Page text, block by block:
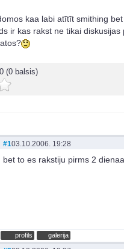
kaa labi atītīt smithing
ir kas rakst ne tikai diskusijas
0 (0 balsis)
#103.10.2006. 19:28
bet to es rakstiju pirms 2
profils galerija